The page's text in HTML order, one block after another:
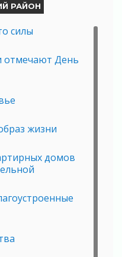
РАЙОН
силы
отмечают День
жизни
домов